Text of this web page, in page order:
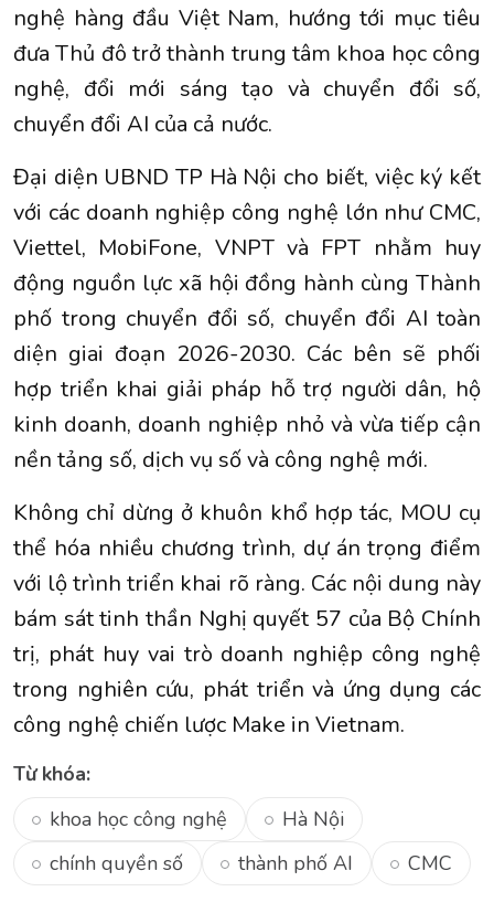
nghệ hàng đầu Việt Nam, hướng tới mục tiêu
đưa Thủ đô trở thành trung tâm khoa học công
nghệ, đổi mới sáng tạo và chuyển đổi số,
chuyển đổi AI của cả nước.
Đại diện UBND TP Hà Nội cho biết, việc ký kết
với các doanh nghiệp công nghệ lớn như CMC,
Viettel, MobiFone, VNPT và FPT nhằm huy
động nguồn lực xã hội đồng hành cùng Thành
phố trong chuyển đổi số, chuyển đổi AI toàn
diện giai đoạn 2026-2030. Các bên sẽ phối
hợp triển khai giải pháp hỗ trợ người dân, hộ
kinh doanh, doanh nghiệp nhỏ và vừa tiếp cận
nền tảng số, dịch vụ số và công nghệ mới.
Không chỉ dừng ở khuôn khổ hợp tác, MOU cụ
thể hóa nhiều chương trình, dự án trọng điểm
với lộ trình triển khai rõ ràng. Các nội dung này
bám sát tinh thần Nghị quyết 57 của Bộ Chính
trị, phát huy vai trò doanh nghiệp công nghệ
trong nghiên cứu, phát triển và ứng dụng các
công nghệ chiến lược Make in Vietnam.
Từ khóa:
khoa học công nghệ
Hà Nội
chính quyền số
thành phố AI CMC